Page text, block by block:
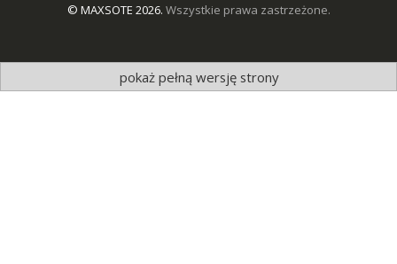
© MAXSOTE 2026. Wszystkie prawa zastrzeżone.
pokaż pełną wersję strony